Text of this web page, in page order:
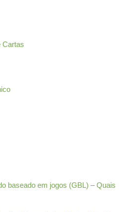
Cartas
baseado em jogos (GBL) – Quais